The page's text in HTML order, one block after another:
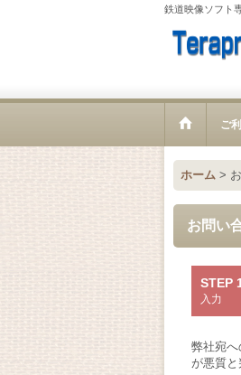
鉄道映像ソフト
ご
ホーム >
お問い
STEP
入力
弊社宛
が悪質